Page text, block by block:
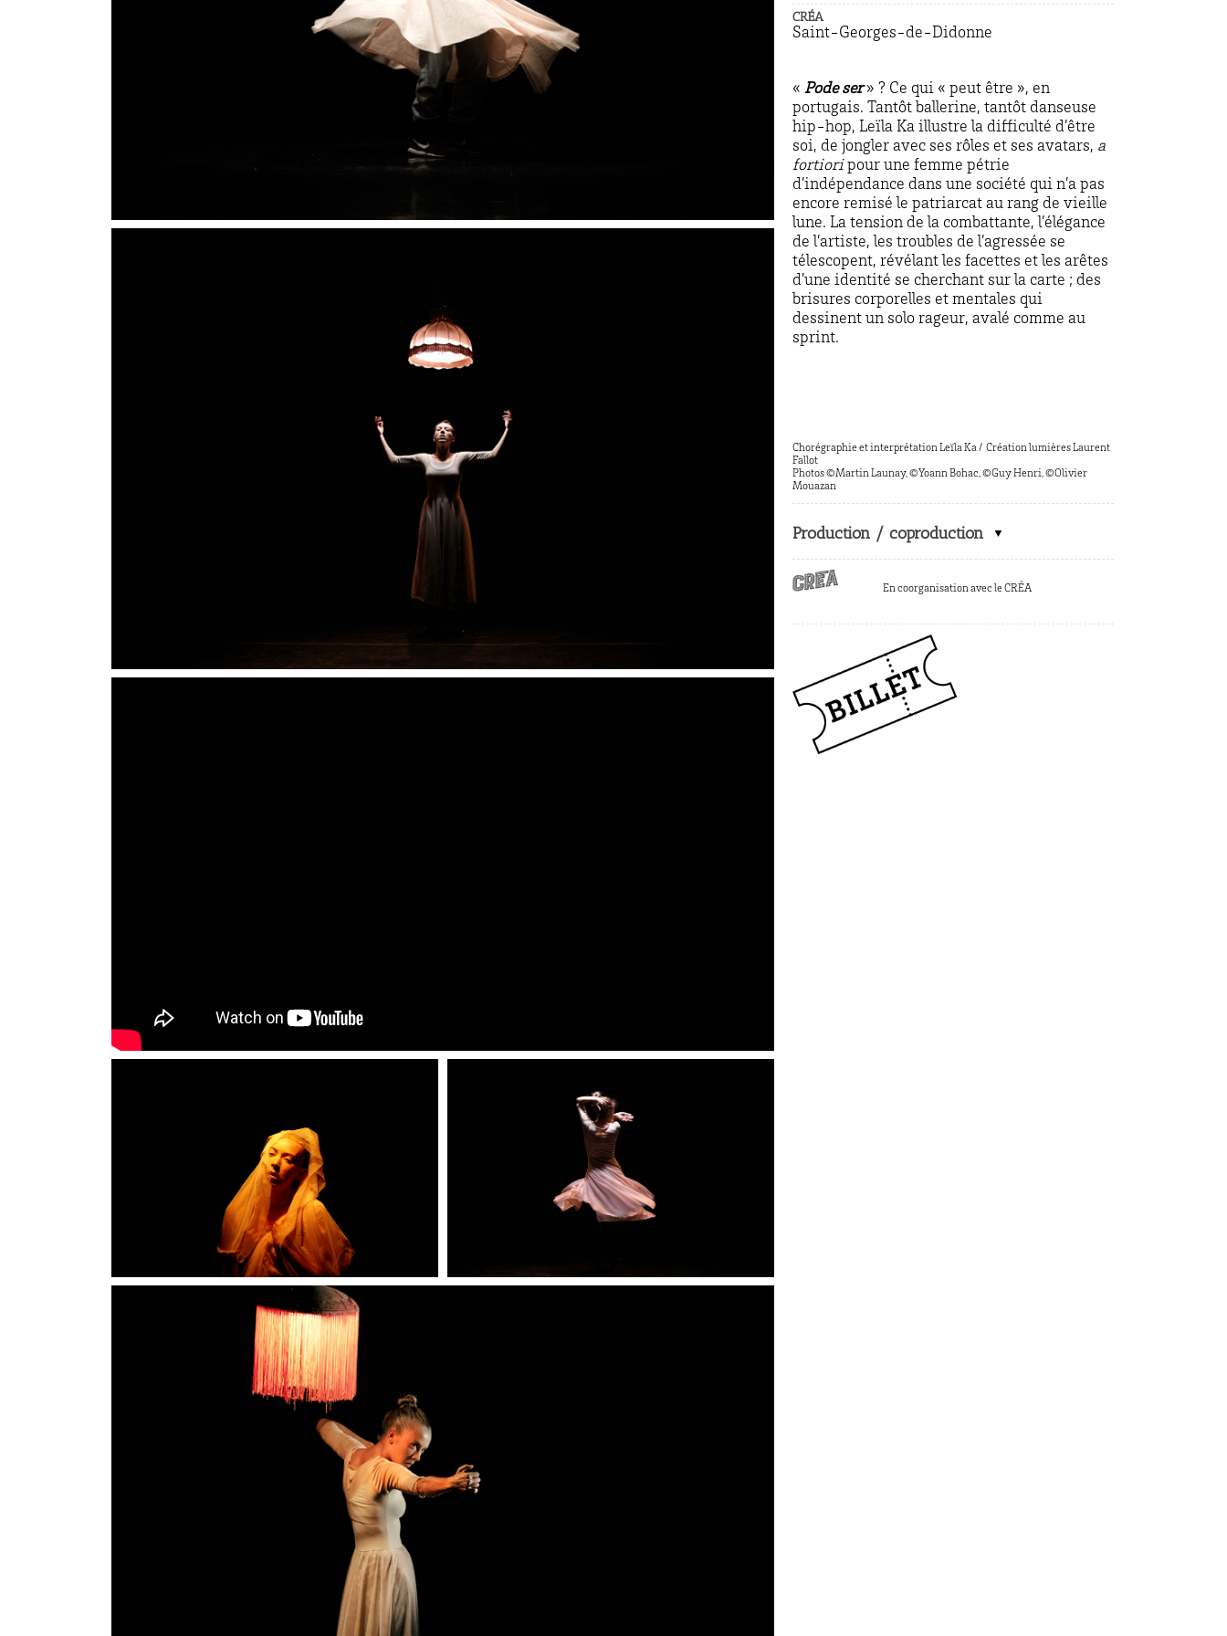
CRÉA
Saint-Georges-de-Didonne
« Pode ser» ? Ce qui « peut être », en
portugais. Tantôt ballerine, tantôt danseuse
hip-hop, Leïla Ka illustre la difficulté d’être
soi, de jongler avec ses rôles et ses avatars, a
fortiori pour une femme pétrie
d’indépendance dans une société qui n’a pas
encore remisé le patriarcat au rang de vieille
lune. La tension de la combattante, l’élégance
de l’artiste, les troubles de l’agressée se
télescopent, révélant les facettes et les arêtes
d’une identité se cherchant sur la carte ; des
brisures corporelles et mentales qui
dessinent un solo rageur, avalé comme au
sprint.
Chorégraphie etinterprétationLeïlaKa / Création lumièresLaurent
Fallot
Photos©Martin Launay,©Yoann Bohac,©Guy Henri,©Olivier
Mouazan
Production / coproduction
En coorganisation avec le CRÉA